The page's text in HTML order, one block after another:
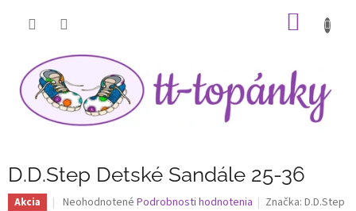
D.D.Step Detské Sandále 25-36
Akcia
Priemerné
Neohodnotené Podrobnosti hodnotenia Značka:D.D.Step